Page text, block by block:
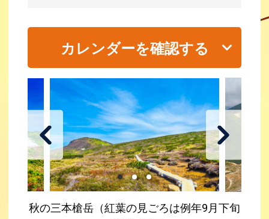
カレンダーを確認する
秋の三本槍岳（紅葉の見ごろは例年9月下旬